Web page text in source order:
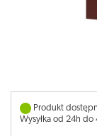
Produkt
Wysyłka od 24h do